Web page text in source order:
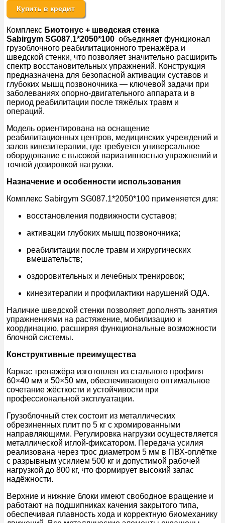
Купить в кредит
Комплекс Биотонус + шведская стенка
Sabirgym SG087.1*2050*100 объединяет функционал
грузоблочного реабилитационного тренажёра и
шведской стенки, что позволяет значительно расширить
спектр восстановительных упражнений. Конструкция
предназначена для безопасной активации суставов и
глубоких мышц позвоночника — ключевой задачи при
заболеваниях опорно-двигательного аппарата и в
период реабилитации после тяжёлых травм и
операций.
Модель ориентирована на оснащение
реабилитационных центров, медицинских учреждений и
залов кинезитерапии, где требуется универсальное
оборудование с высокой вариативностью упражнений и
точной дозировкой нагрузки.
Назначение и особенности использования
Комплекс Sabirgym SG087.1*2050*100 применяется для:
восстановления подвижности суставов;
активации глубоких мышц позвоночника;
реабилитации после травм и хирургических
вмешательств;
оздоровительных и лечебных тренировок;
кинезитерапии и профилактики нарушений ОДА.
Наличие шведской стенки позволяет дополнять занятия
упражнениями на растяжение, мобилизацию и
координацию, расширяя функциональные возможности
блочной системы.
Конструктивные преимущества
Каркас тренажёра изготовлен из стального профиля
60×40 мм и 50×50 мм, обеспечивающего оптимальное
сочетание жёсткости и устойчивости при
профессиональной эксплуатации.
Грузоблочный стек состоит из металлических
обрезиненных плит по 5 кг с хромированными
направляющими. Регулировка нагрузки осуществляется
металлической иглой-фиксатором. Передача усилия
реализована через трос диаметром 5 мм в ПВХ-оплётке
с разрывным усилием 500 кг и допустимой рабочей
нагрузкой до 800 кг, что формирует высокий запас
надёжности.
Верхние и нижние блоки имеют свободное вращение и
работают на подшипниках качения закрытого типа,
обеспечивая плавность хода и корректную биомеханику